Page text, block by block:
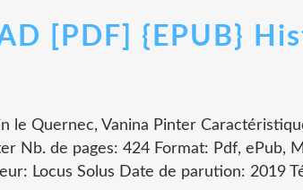
[PDF] {EPUB}
le Quernec, Vanina Pinter
Nb. de pages: 424 Format: Pdf, ePub,
Locus Solus Date de parution: 2019